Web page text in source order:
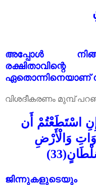
അപ്പോൾ
ഏതൊന്നിനെയാണ്
വിശദീകരണം മുമ്പ്
اسْتَطَعْتُمْ أَن
وَالْأَرْضِ
(33)